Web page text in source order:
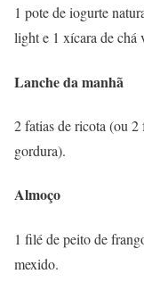
1 pote de iogurte
light e 1 xícara de chá
Lanche da manhã
2 fatias de ricota (ou 2
gordura).
Almoço
1 filé de peito de
mexido.